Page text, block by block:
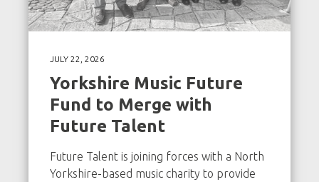
JULY 22, 2026
Yorkshire Music Future
Fund to Merge with
Future Talent
Future Talent is joining forces with a North
Yorkshire-based music charity to provide